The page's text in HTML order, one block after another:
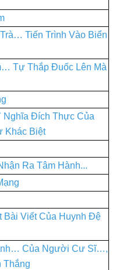
Tiến Trình Vào Biển
Tự Thắp Đuốc Lên Mà
Đích Thực Của
Khác Biệt
Ra Tâm Hành...
Bài Viết Của Huynh Đệ
Của Người Cư Sĩ…,
Thắng